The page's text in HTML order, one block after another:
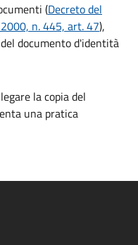
(Decreto del
n. 445, art. 47),
documento d'identità
la copia del
una pratica